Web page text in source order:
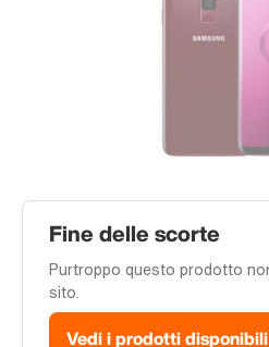
Fine delle scorte
Purtroppo questo prodotto
sito.
Vedi i prodotti disponibili